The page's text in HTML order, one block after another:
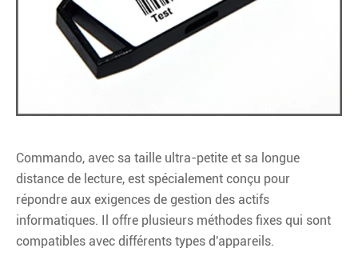
Commando, avec sa taille ultra-petite et sa longue
distance de lecture, est spécialement conçu pour
répondre aux exigences de gestion des actifs
informatiques. Il offre plusieurs méthodes fixes qui sont
compatibles avec différents types d'appareils.